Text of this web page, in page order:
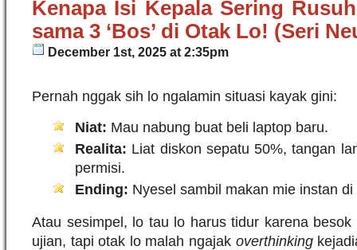
Kenapa Isi Kepala Sering
sama 3 ‘Bos’ di Otak Lo! (Seri
December 1st, 2025 at 2:35pm
Pernah nggak sih lo ngalamin situasi kayak gini:
Niat: Mau nabung buat beli laptop baru.
Realita: Liat diskon sepatu 50%, tangan
permisi.
Ending: Nyesel sambil makan mie instan
Atau sesimpel, lo tau lo harus tidur karena
ujian, tapi otak lo malah ngajak overthinking